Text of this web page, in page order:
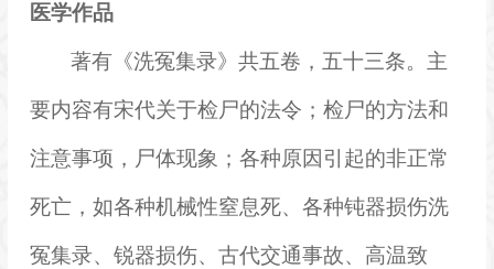
医学作品
著有《洗冤集录》共五卷，五十三条。主
要内容有宋代关于检尸的法令；检尸的方法和
注意事项，尸体现象；各种原因引起的非正常
死亡，如各种机械性窒息死、各种钝器损伤洗
冤集录、锐器损伤、古代交通事故、高温致